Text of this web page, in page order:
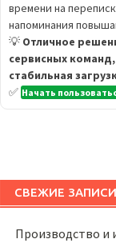
времени на
напоминания
💡 Отличное
сервисных
стабильная
✅ Начать
СВЕЖИЕ ЗАПИСИ
Производство и